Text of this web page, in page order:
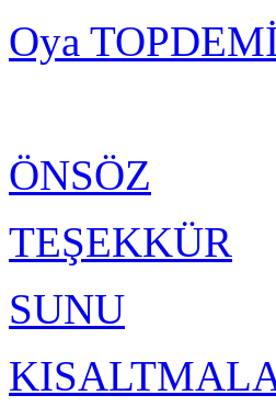
Oya
ÖNSÖZ
TEŞEKKÜR
SUNU